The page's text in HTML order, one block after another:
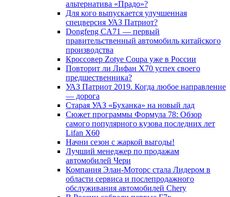
альтернатива «Прадо»?
Для кого выпускается улучшенная
спецверсия УАЗ Патриот?
Dongfeng CA71 — первый
правительственный автомобиль китайского
производства
Кроссовер Zotye Coupa уже в России
Повторит ли Лифан Х70 успех своего
предшественника?
УАЗ Патриот 2019. Когда любое направление
— дорога
Старая УАЗ «Буханка» на новый лад
Сюжет программы Формула 78: Обзор
самого популярного кузова последних лет
Lifan X60
Начни сезон с жаркой выгоды!
Лучший менеджер по продажам
автомобилей Чери
Компания Элан-Моторс стала Лидером в
области сервиса и послепродажного
обслуживания автомобилей Chery